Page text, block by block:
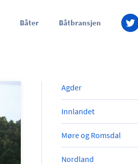
Båter Båtbransjen
Agder
Innlandet
Møre og Romsdal
Nordland